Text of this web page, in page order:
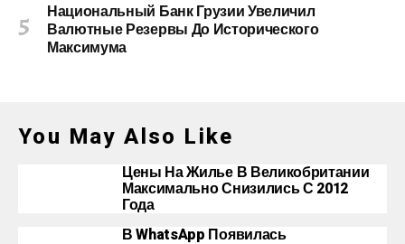
Национальный Банк Грузии Увеличил
Валютные Резервы До Исторического
Максимума
You May Also Like
Цены На Жилье В Великобритании
Максимально Снизились С 2012
Года
В WhatsApp Появилась